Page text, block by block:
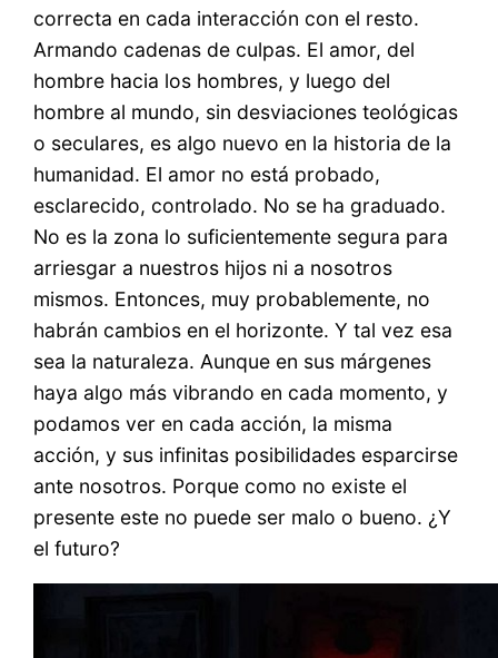
correcta en cada interacción con el resto.
Armando cadenas de culpas. El amor, del
hombre hacia los hombres, y luego del
hombre al mundo, sin desviaciones teológicas
o seculares, es algo nuevo en la historia de la
humanidad. El amor no está probado,
esclarecido, controlado. No se ha graduado.
No es la zona lo suficientemente segura para
arriesgar a nuestros hijos ni a nosotros
mismos. Entonces, muy probablemente, no
habrán cambios en el horizonte. Y tal vez esa
sea la naturaleza. Aunque en sus márgenes
haya algo más vibrando en cada momento, y
podamos ver en cada acción, la misma
acción, y sus infinitas posibilidades esparcirse
ante nosotros. Porque como no existe el
presente este no puede ser malo o bueno. ¿Y
el futuro?